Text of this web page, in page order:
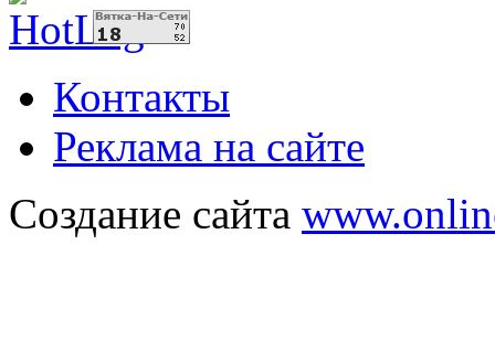
Контакты
Реклама на сайте
Создание сайта